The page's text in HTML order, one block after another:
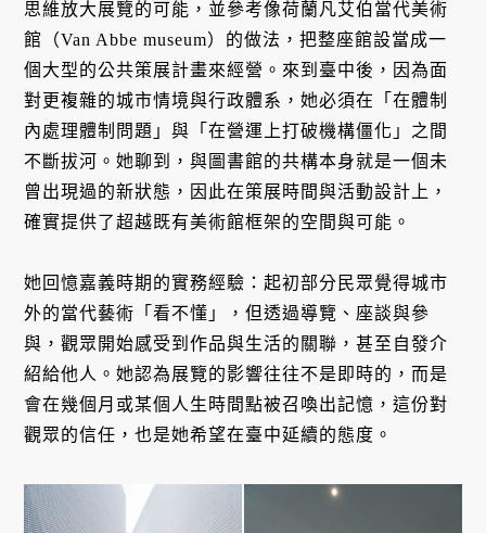
思維放大展覽的可能，並參考像荷蘭凡艾伯當代美術
館（Van Abbe museum）的做法，把整座館設當成一
個大型的公共策展計畫來經營。來到臺中後，因為面
對更複雜的城市情境與行政體系，她必須在「在體制
內處理體制問題」與「在營運上打破機構僵化」之間
不斷拔河。她聊到，與圖書館的共構本身就是一個未
曾出現過的新狀態，因此在策展時間與活動設計上，
確實提供了超越既有美術館框架的空間與可能。
她回憶嘉義時期的實務經驗：起初部分民眾覺得城市
外的當代藝術「看不懂」，但透過導覽、座談與參
與，觀眾開始感受到作品與生活的關聯，甚至自發介
紹給他人。她認為展覽的影響往往不是即時的，而是
會在幾個月或某個人生時間點被召喚出記憶，這份對
觀眾的信任，也是她希望在臺中延續的態度。